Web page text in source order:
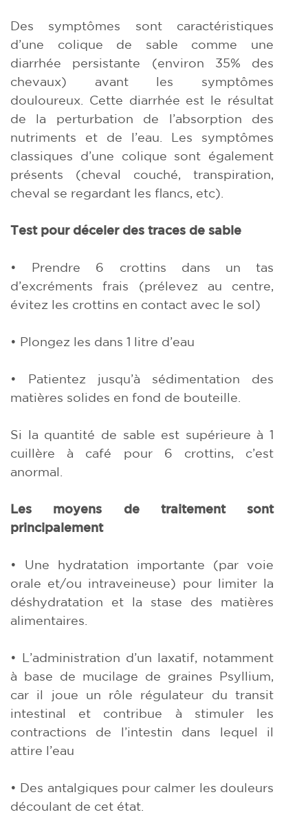
Des symptômes sont caractéristiques
d’une colique de sable comme une
diarrhée persistante (environ 35% des
chevaux) avant les symptômes
douloureux. Cette diarrhée est le résultat
de la perturbation de l’absorption des
nutriments et de l’eau. Les symptômes
classiques d’une colique sont également
présents (cheval couché, transpiration,
cheval se regardant les flancs, etc).
Test pour déceler des traces de sable
• Prendre 6 crottins dans un tas
d’excréments frais (prélevez au centre,
évitez les crottins en contact avec le sol)
• Plongez les dans 1 litre d’eau
• Patientez jusqu’à sédimentation des
matières solides en fond de bouteille.
Si la quantité de sable est supérieure à 1
cuillère à café pour 6 crottins, c’est
anormal.
Les moyens de traitement sont
principalement
• Une hydratation importante (par voie
orale et/ou intraveineuse) pour limiter la
déshydratation et la stase des matières
alimentaires.
• L’administration d’un laxatif, notamment
à base de mucilage de graines Psyllium,
car il joue un rôle régulateur du transit
intestinal et contribue à stimuler les
contractions de l’intestin dans lequel il
attire l’eau
• Des antalgiques pour calmer les douleurs
découlant de cet état.